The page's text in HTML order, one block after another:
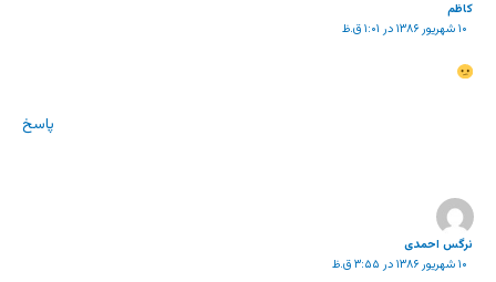
كاظم
۱۰ شهریور ۱۳۸۶ در ۱:۰۱ ق.ظ
پاسخ
نرگس احمدی
۱۰ شهریور ۱۳۸۶ در ۳:۵۵ ق.ظ